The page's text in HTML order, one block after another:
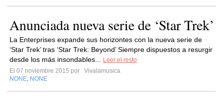
Anunciada nueva serie de ‘Star Trek’
La Enterprises expande sus horizontes con la nueva serie de
‘Star Trek’ tras ‘Star Trek: Beyond’ Siempre dispuestos a resurgir
desde los más insondables...
Leer el resto
El 07 noviembre 2015 por
Vivalamusica
NONE NONE